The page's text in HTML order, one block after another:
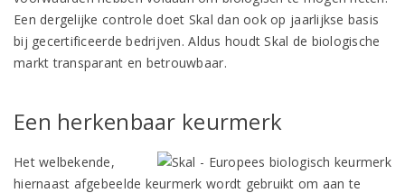
Een dergelijke controle doet Skal dan ook op jaarlijkse basis
bij gecertificeerde bedrijven. Aldus houdt Skal de biologische
markt transparant en betrouwbaar.
Een herkenbaar keurmerk
Het welbekende,
hiernaast afgebeelde keurmerk wordt gebruikt om aan te